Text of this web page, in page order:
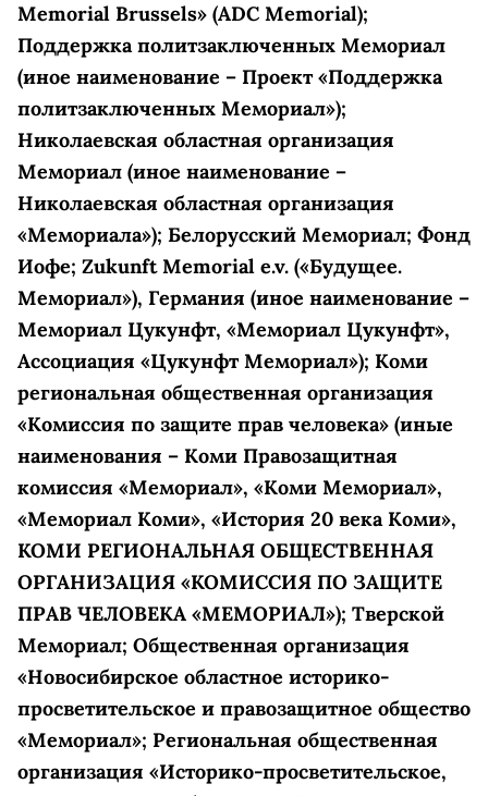
Memorial Brussels» (ADC Memorial);
Поддержка политзаключенных Мемориал
(иное наименование – Проект «Поддержка
политзаключенных Мемориал»);
Николаевская областная организация
Мемориал (иное наименование –
Николаевская областная организация
«Мемориала»); Белорусский Мемориал; Фонд
Иофе; Zukunft Memorial e.v. («Будущее.
Мемориал»), Германия (иное наименование –
Мемориал Цукунфт, «Мемориал Цукунфт»,
Ассоциация «Цукунфт Мемориал»); Коми
региональная общественная организация
«Комиссия по защите прав человека» (иные
наименования – Коми Правозащитная
комиссия «Мемориал», «Коми Мемориал»,
«Мемориал Коми», «История 20 века Коми»,
КОМИ РЕГИОНАЛЬНАЯ ОБЩЕСТВЕННАЯ
ОРГАНИЗАЦИЯ «КОМИССИЯ ПО ЗАЩИТЕ
ПРАВ ЧЕЛОВЕКА «МЕМОРИАЛ»); Тверской
Мемориал; Общественная организация
«Новосибирское областное историко-
просветительское и правозащитное общество
«Мемориал»; Региональная общественная
организация «Историко-просветительское,